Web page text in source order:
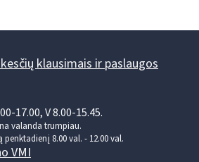
klausimais ir paslaugos
17.00, V 8.00-15.45.
valanda trumpiau.
8.00 val. - 12.00 val.
VMI